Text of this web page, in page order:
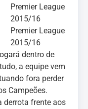
Premier League
2015/16
Premier League
2015/16
dentro de
a equipe vem
fora perder
Campeões.
derrota frente aos